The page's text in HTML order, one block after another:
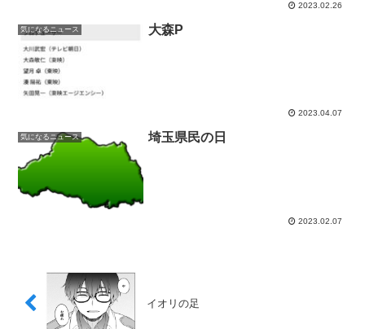
2023.02.26
気になるニュース 大森P
2023.04.07
気になるニュース 埼玉県民の日
2023.02.07
イオリの足